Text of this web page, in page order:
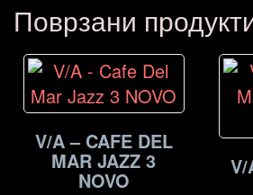
Поврзани
V/A – CAFE DEL
MAR JAZZ 3
NOVO
V/